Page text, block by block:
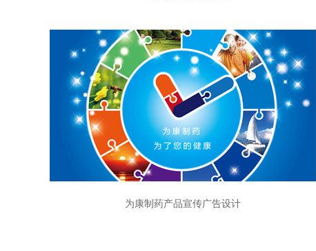
为康制药产品宣传广告设计